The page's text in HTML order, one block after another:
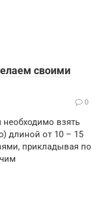
своими
0
взять
длиной от 10 – 15
прикладывая по